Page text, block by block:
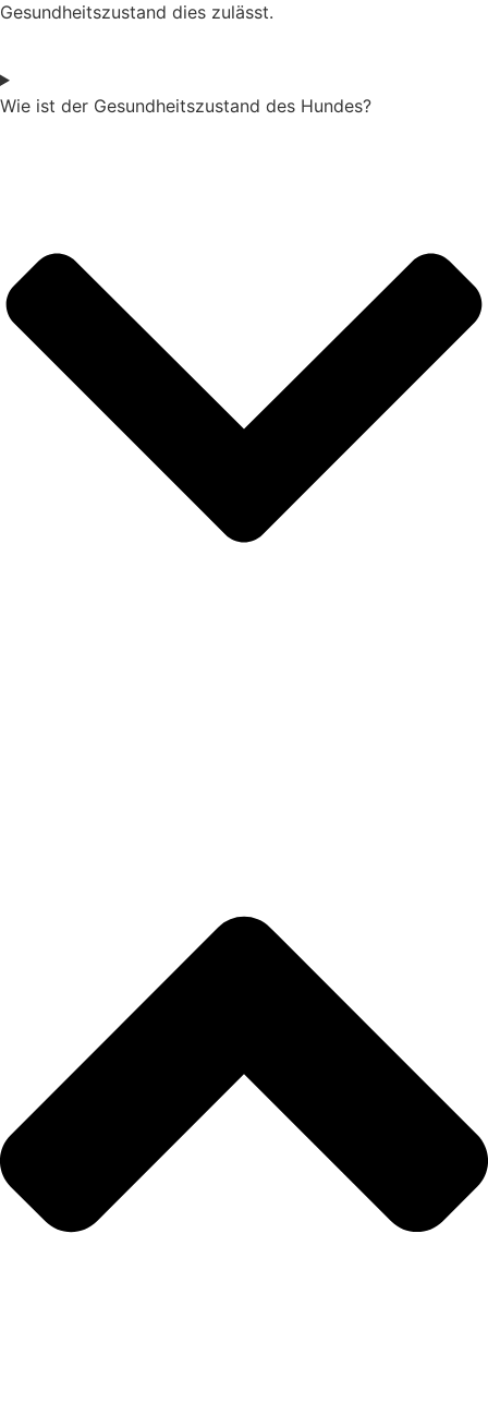
Gesundheitszustand dies zulässt.
Wie ist der Gesundheitszustand des Hundes?